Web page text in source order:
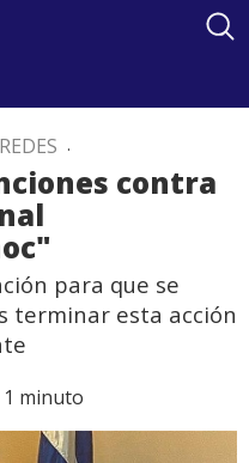
REDES .
contra
para que se
terminar esta acción
1 minuto